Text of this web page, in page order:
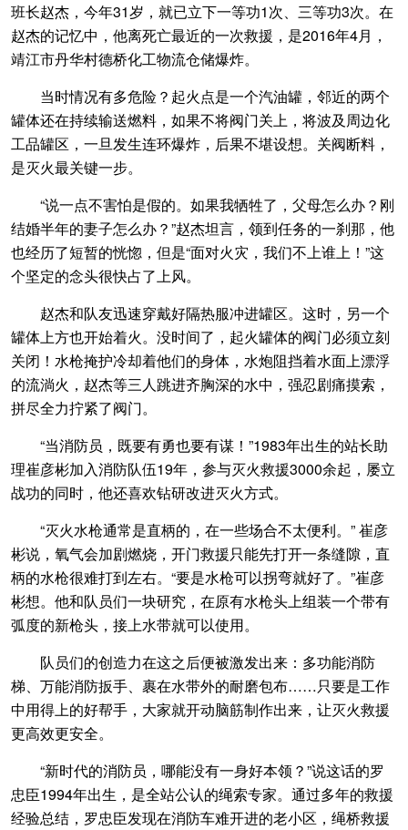
班长赵杰，今年31岁，就已立下一等功1次、三等功3次。在
赵杰的记忆中，他离死亡最近的一次救援，是2016年4月，
靖江市丹华村德桥化工物流仓储爆炸。
当时情况有多危险？起火点是一个汽油罐，邻近的两个
罐体还在持续输送燃料，如果不将阀门关上，将波及周边化
工品罐区，一旦发生连环爆炸，后果不堪设想。关阀断料，
是灭火最关键一步。
“说一点不害怕是假的。如果我牺牲了，父母怎么办？刚
结婚半年的妻子怎么办？”赵杰坦言，领到任务的一刹那，他
也经历了短暂的恍惚，但是“面对火灾，我们不上谁上！”这
个坚定的念头很快占了上风。
赵杰和队友迅速穿戴好隔热服冲进罐区。这时，另一个
罐体上方也开始着火。没时间了，起火罐体的阀门必须立刻
关闭！水枪掩护冷却着他们的身体，水炮阻挡着水面上漂浮
的流淌火，赵杰等三人跳进齐胸深的水中，强忍剧痛摸索，
拼尽全力拧紧了阀门。
“当消防员，既要有勇也要有谋！”1983年出生的站长助
理崔彦彬加入消防队伍19年，参与灭火救援3000余起，屡立
战功的同时，他还喜欢钻研改进灭火方式。
“灭火水枪通常是直柄的，在一些场合不太便利。” 崔彦
彬说，氧气会加剧燃烧，开门救援只能先打开一条缝隙，直
柄的水枪很难打到左右。“要是水枪可以拐弯就好了。”崔彦
彬想。他和队员们一块研究，在原有水枪头上组装一个带有
弧度的新枪头，接上水带就可以使用。
队员们的创造力在这之后便被激发出来：多功能消防
梯、万能消防扳手、裹在水带外的耐磨包布……只要是工作
中用得上的好帮手，大家就开动脑筋制作出来，让灭火救援
更高效更安全。
“新时代的消防员，哪能没有一身好本领？”说这话的罗
忠臣1994年出生，是全站公认的绳索专家。通过多年的救援
经验总结，罗忠臣发现在消防车难开进的老小区，绳桥救援